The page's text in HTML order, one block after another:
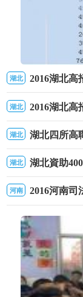
2017年江
湖北 2016湖北高
湖北 2016湖北高
湖北 湖北四所高
湖北 湖北資助
河南 2016河南司